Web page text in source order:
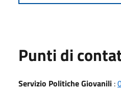
Punti di
Servizio Politiche Giovanili :